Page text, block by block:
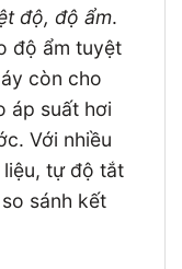
độ, độ ẩm.
độ ẩm tuyệt
còn cho
áp suất hơi
Với nhiều
tự độ tắt
sánh kết